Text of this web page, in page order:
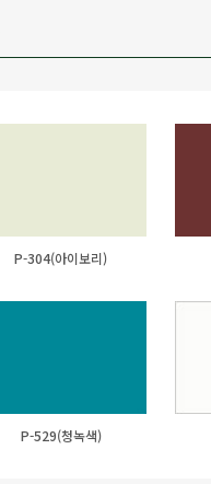
P-304(아이보리)
P-529(청녹색)